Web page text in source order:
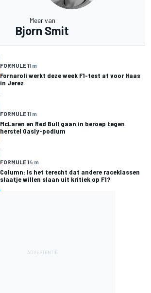
Meer van
Bjorn Smit
FORMULE 11 m
Fornaroli werkt deze week F1-test af voor Haas
in Jerez
FORMULE 11 m
McLaren en Red Bull gaan in beroep tegen
herstel Gasly-podium
FORMULE 14 m
Column: Is het terecht dat andere raceklassen
slaatje willen slaan uit kritiek op F1?